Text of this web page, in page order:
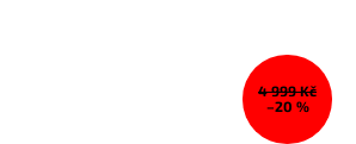
4 999 Kč
–20 %